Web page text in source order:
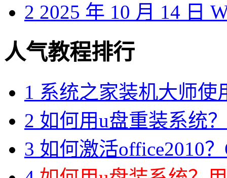
2 2025 年 10 月 14 日
人气教程排行
1 系统之家装机大师使
2 如何用u盘重装系统
3 如何激活office2010